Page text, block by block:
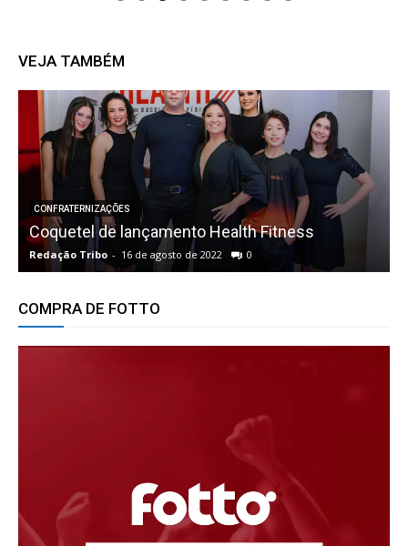
VEJA TAMBÉM
CONFRATERNIZAÇÕES
Coquetel de lançamento Health Fitness
Redação Tribo - 16 de agosto de 2022 0
COMPRA DE FOTTO